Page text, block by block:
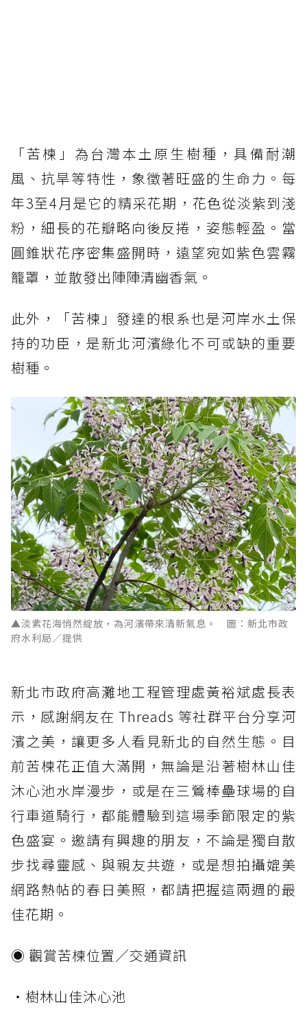
「苦楝」為台灣本土原生樹種，具備耐潮
風、抗旱等特性，象徵著旺盛的生命力。每
年3至4月是它的精采花期，花色從淡紫到淺
粉，細長的花瓣略向後反捲，姿態輕盈。當
圓錐狀花序密集盛開時，遠望宛如紫色雲霧
籠罩，並散發出陣陣清幽香氣。
此外，「苦楝」發達的根系也是河岸水土保
持的功臣，是新北河濱綠化不可或缺的重要
樹種。
▲淡紫花海悄然綻放，為河濱帶來清新氣息。 圖：新北市政
府水利局／提供
新北市政府高灘地工程管理處黃裕斌處長表
示，感謝網友在 Threads 等社群平台分享河
濱之美，讓更多人看見新北的自然生態。目
前苦楝花正值大滿開，無論是沿著樹林山佳
沐心池水岸漫步，或是在三鶯棒壘球場的自
行車道騎行，都能體驗到這場季節限定的紫
色盛宴。邀請有興趣的朋友，不論是獨自散
步找尋靈感、與親友共遊，或是想拍攝媲美
網路熱帖的春日美照，都請把握這兩週的最
佳花期。
◉ 觀賞苦楝位置／交通資訊
・樹林山佳沐心池